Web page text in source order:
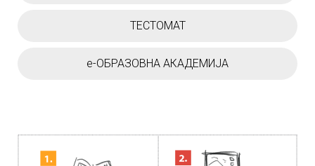
ТЕСТОМАТ
е-ОБРАЗОВНА АКАДЕМИЈА